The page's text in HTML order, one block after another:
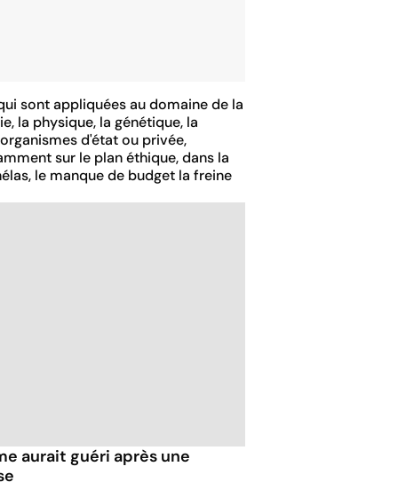
sont appliquées au domaine de la
la physique, la génétique, la
d'état ou privée,
sur le plan éthique, dans la
le manque de budget la freine
aurait guéri après une